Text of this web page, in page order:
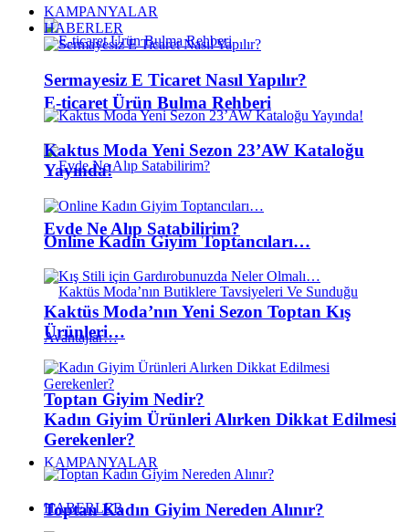
E-ticaret Ürün Bulma Rehberi
Evde Ne Alıp Satabilirim?
Toptan Giyim Nedir?
KAMPANYALAR
HABERLER
KAMPANYALAR
HABERLER
Sermayesiz E Ticaret Nasıl Yapılır?
Kaktus Moda Yeni Sezon 23’AW Kataloğu
Yayında!
Online Kadın Giyim Toptancıları…
Kaktüs Moda’nın Yeni Sezon Toptan Kış
Ürünleri…
Kadın Giyim Ürünleri Alırken Dikkat Edilmesi
Gerekenler?
Toptan Kadın Giyim Nereden Alınır?